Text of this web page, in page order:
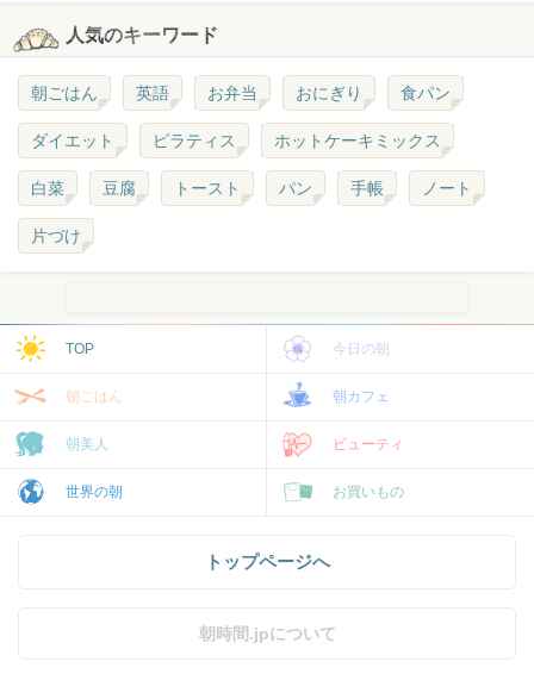
人気のキーワード
朝ごはん 英語 お弁当 おにぎり 食パン
ダイエット ピラティス ホットケーキミックス
白菜 豆腐 トースト パン 手帳 ノート
片づけ
TOP 今日の朝
朝ごはん 朝カフェ
朝美人 ビューティ
世界の朝 お買いもの
トップページへ
朝時間.jpについて